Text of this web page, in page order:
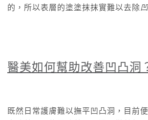
的，所以表層的塗塗抹抹實難以去除
醫美如何幫助改善凹凸洞
既然日常護膚難以撫平凹凸洞，目前